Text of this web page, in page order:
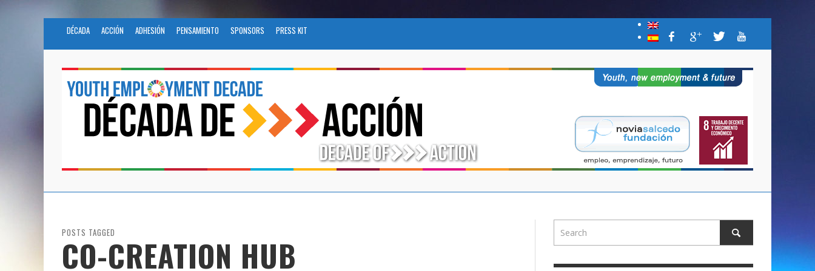
DÉCADA ACCIÓN ADHESIÓN PENSAMIENTO SPONSORS PRESS KIT
POSTS TAGGED
CO-CREATION HUB